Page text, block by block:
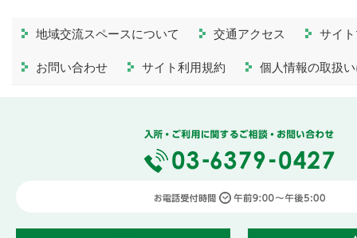
地域交流スペースについて 交通アクセス サイ
お問い合わせ サイト利用規約 個人情報の取扱